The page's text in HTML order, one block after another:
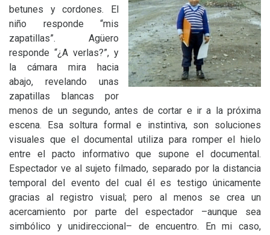
betunes y cordones. El
niño responde “mis
zapatillas”. Agüero
responde “¿A verlas?”, y
la cámara mira hacia
abajo, revelando unas
zapatillas blancas por
menos de un segundo, antes de cortar e ir a la próxima
escena. Esa soltura formal e instintiva, son soluciones
visuales que el documental utiliza para romper el hielo
entre el pacto informativo que supone el documental.
Espectador ve al sujeto filmado, separado por la distancia
temporal del evento del cual él es testigo únicamente
gracias al registro visual; pero al menos se crea un
acercamiento por parte del espectador –aunque sea
simbólico y unidireccional– de encuentro. En mi caso,